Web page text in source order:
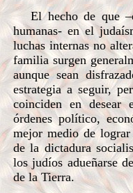
El hecho de que
humanas- en el
luchas internas no
familia surgen
aunque sean
estrategia a seguir,
coinciden en
órdenes político,
mejor medio de
de la dictadura
los judíos adueñarse
de la Tierra.